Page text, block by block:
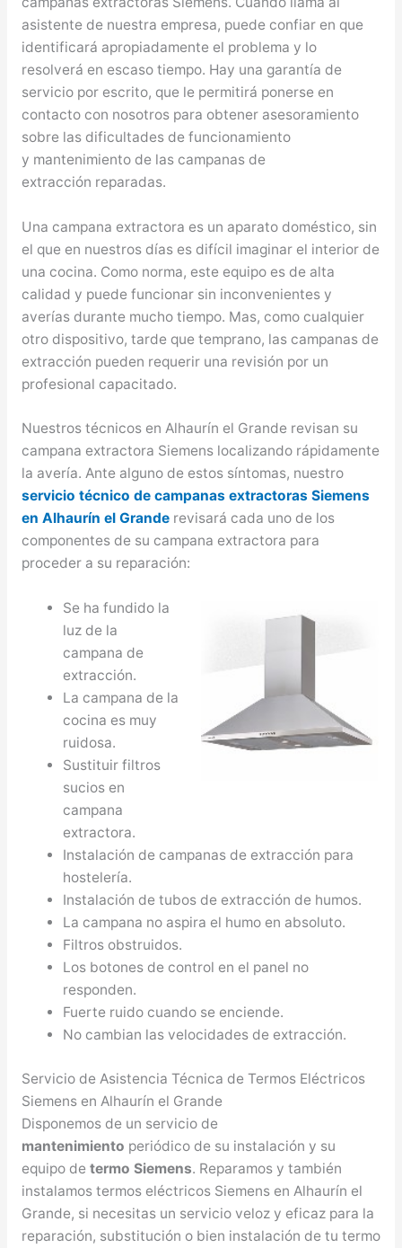
asistente de nuestra empresa, puede confiar en que
identificará apropiadamente el problema y lo
resolverá en escaso tiempo. Hay una garantía de
servicio por escrito, que le permitirá ponerse en
contacto con nosotros para obtener asesoramiento
sobre las dificultades de funcionamiento
y mantenimiento de las campanas de
extracción reparadas.
Una campana extractora es un aparato doméstico, sin
el que en nuestros días es difícil imaginar el interior de
una cocina. Como norma, este equipo es de alta
calidad y puede funcionar sin inconvenientes y
averías durante mucho tiempo. Mas, como cualquier
otro dispositivo, tarde que temprano, las campanas de
extracción pueden requerir una revisión por un
profesional capacitado.
Nuestros técnicos en Alhaurín el Grande revisan su
campana extractora Siemens localizando rápidamente
la avería. Ante alguno de estos síntomas, nuestro
servicio técnico de campanas extractoras Siemens
en Alhaurín el Granderevisará cada uno de los
componentes de su campana extractora para
proceder a su reparación:
Se ha fundido la
luz de la
campana de
extracción.
La campana de la
cocina es muy
ruidosa.
Sustituir filtros
sucios en
campana
extractora.
Instalación de campanas de extracción para
hostelería.
Instalación de tubos de extracción de humos.
La campana no aspira el humo en absoluto.
Filtros obstruidos.
Los botones de control en el panel no
responden.
Fuerte ruido cuando se enciende.
No cambian las velocidades de extracción.
Servicio de Asistencia Técnica de Termos Eléctricos
Siemens en Alhaurín el Grande
Disponemos de un servicio de
mantenimiento periódico de su instalación y su
equipo de termo Siemens. Reparamos y también
instalamos termos eléctricos Siemens en Alhaurín el
Grande, si necesitas un servicio veloz y eficaz para la
reparación, substitución o bien instalación de tu termo